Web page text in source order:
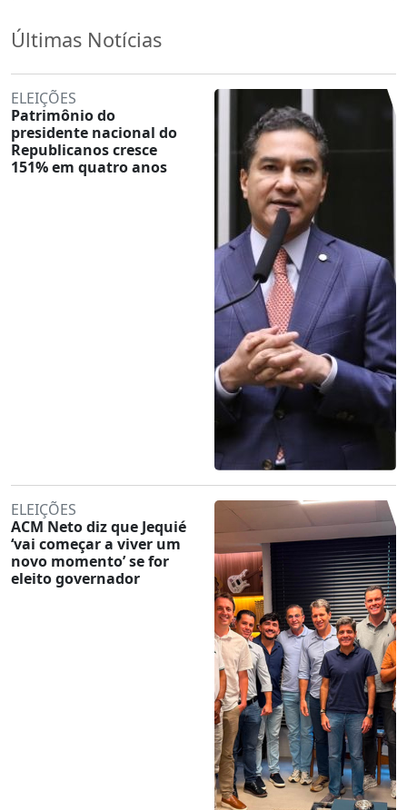
Últimas Notícias
ELEIÇÕES
Patrimônio do
presidente nacional do
Republicanos cresce
151% em quatro anos
ELEIÇÕES
ACM Neto diz que Jequié
‘vai começar a viver um
novo momento’ se for
eleito governador